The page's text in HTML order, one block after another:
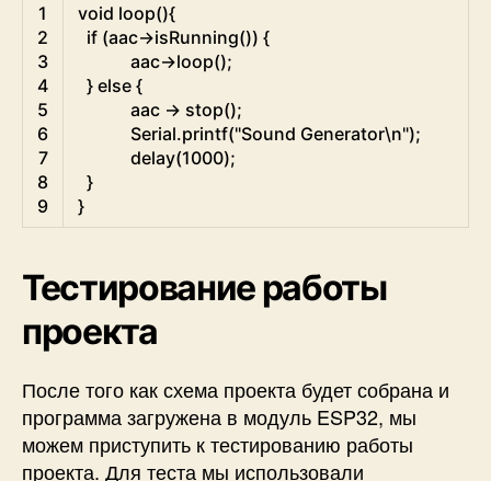
1
2
3
4
5
6
7
8
9
void loop(){
if (aac->isRunning()) {
aac->loop();
} else {
aac -> stop();
Serial.printf("Sound Generator\n");
delay(1000);
}
}
Тестирование работы
проекта
После того как схема проекта будет собрана и
программа загружена в модуль ESP32, мы
можем приступить к тестированию работы
проекта. Для теста мы использовали